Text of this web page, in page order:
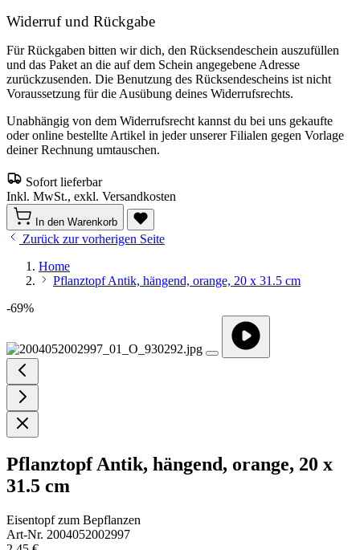
Widerruf und Rückgabe
Für Rückgaben bitten wir dich, den Rücksendeschein auszufüllen
und das Paket an die auf dem Schein angegebene Adresse
zurückzusenden. Die Benutzung des Rücksendescheins ist nicht
Voraussetzung für die Ausübung deines Widerrufsrechts.
Unabhängig von dem Widerrufsrecht kannst du bei uns gekaufte
oder online bestellte Artikel in jeder unserer Filialen gegen Vorlage
deiner Rechnung umtauschen.
Sofort lieferbar
Inkl. MwSt., exkl. Versandkosten
In den Warenkorb
Zurück zur vorherigen Seite
Home
Pflanztopf Antik, hängend, orange, 20 x 31.5 cm
-69%
Pflanztopf Antik, hängend, orange, 20 x
31.5 cm
Eisentopf zum Bepflanzen
Art-Nr. 2004052002997